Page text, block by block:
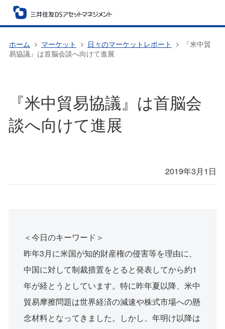
ホーム マーケット 日々のマーケットレポート
『米中貿
易協議』は首脳会談へ向けて進展
『米中貿易協議』は首脳会
談へ向けて進展
2019年3月1日
＜今日のキーワード＞
昨年3月に米国が知的財産権の侵害等を理由に、
中国に対して制裁措置をとると発表してから約1
年が経とうとしています。特に昨年夏以降、米中
貿易摩擦問題は世界経済の減速や株式市場への懸
念材料となってきました。しかし、年明け以降は